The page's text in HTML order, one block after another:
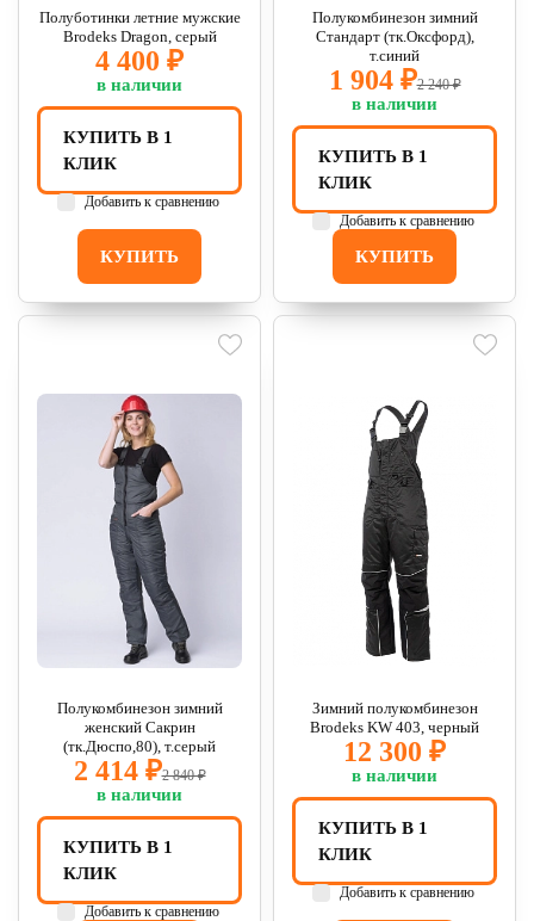
Полуботинки летние мужские
Brodeks Dragon, серый
4 400 ₽
в наличии
КУПИТЬ
КУПИТЬ В 1
КЛИК
Добавить к сравнению
Полукомбинезон зимний
Стандарт (тк.Оксфорд),
т.синий
1 904 ₽2 240 ₽
в наличии
КУПИТЬ
КУПИТЬ В 1
КЛИК
Добавить к сравнению
Полукомбинезон зимний
женский Сакрин
(тк.Дюспо,80), т.серый
2 414 ₽2 840 ₽
в наличии
КУПИТЬ В 1
КЛИК
Добавить к сравнению
Зимний полукомбинезон
Brodeks KW 403, черный
12 300 ₽
в наличии
КУПИТЬ В 1
КЛИК
Добавить к сравнению